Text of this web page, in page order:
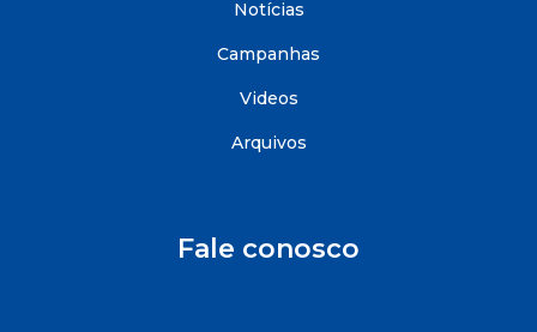
Notícias
Campanhas
Videos
Arquivos
Fale conosco